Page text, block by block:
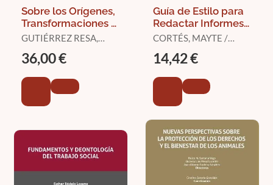
Sobre los Orígenes,
Transformaciones y
Actualidad del
GUTIÉRREZ RESA,
36,00 €
Guía de Estilo para
Redactar Informes
Sociales
CORTÉS, MAYTE /
/ ARIAS ASTRAY,
14,42 €